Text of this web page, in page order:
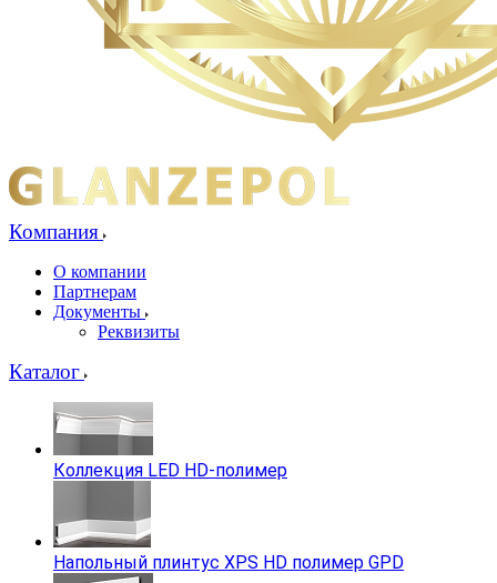
Компания
О компании
Партнерам
Документы
Реквизиты
Каталог
Коллекция LED HD-полимер
Напольный плинтус XPS HD полимер GPD